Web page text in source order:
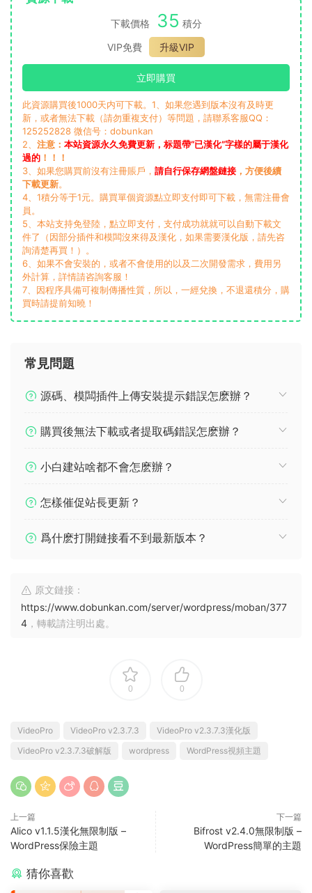
下載價格 35 積分
VIP免費
升級VIP
立即購買
此資源購買後1000天内可下載。1、如果您遇到版本沒有及時更
新，或者無法下載（請勿重複支付）等問題，請聯系客服QQ：
125252828 微信号：dobunkan
2、 注意： 本站資源永久免費更新，标題帶“已漢化”字樣的屬于漢化
過的 ！！！
3、如果您購買前沒有注冊賬戶， 請自行保存網盤鏈接 ，方便後續
下載更新。
4、1積分等于1元。購買單個資源點立即支付即可下載，無需注冊會
員。
5、本站支持免登陸，點立即支付，支付成功就就可以自動下載文
件了（因部分插件和模闆沒來得及漢化，如果需要漢化版，請先咨
詢清楚再買！）。
6、如果不會安裝的，或者不會使用的以及二次開發需求，費用另
外計算，詳情請咨詢客服！
7、因程序具備可複制傳播性質，所以，一經兌換，不退還積分，購
買時請提前知曉！
常見問題
源碼、模闆插件上傳安裝提示錯誤怎麽辦？
購買後無法下載或者提取碼錯誤怎麽辦？
小白建站啥都不會怎麽辦？
怎樣催促站長更新？
爲什麽打開鏈接看不到最新版本？
原文鏈接：
https://www.dobunkan.com/server/wordpress/moban/377
4 ，轉載請注明出處。
0 0
VideoPro VideoPro v2.3.7.3
VideoPro v2.3.7.3漢化版
VideoPro v2.3.7.3破解版
wordpress WordPress視頻主題
上一篇
Alico v1.1.5漢化無限制版 –
WordPress保險主題
下一篇
Bifrost v2.4.0無限制版 –
WordPress簡單的主題
猜你喜歡